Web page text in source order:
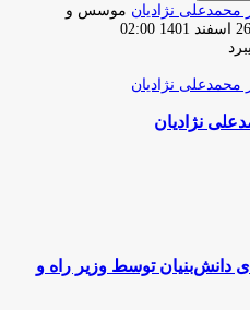
موسس و
ارسال
ایمیل
26 اسفند 1401 02:00
نژادیان
دانش‌بنیان توسط وزیر راه و